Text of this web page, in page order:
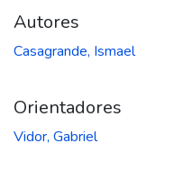
Autores
Casagrande, Ismael
Orientadores
Vidor, Gabriel